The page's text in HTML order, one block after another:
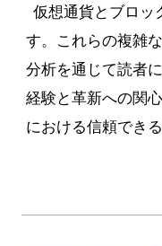
仮想通貨とブロッ
す。これらの複雑
分析を通じて読者
経験と革新への関
における信頼でき